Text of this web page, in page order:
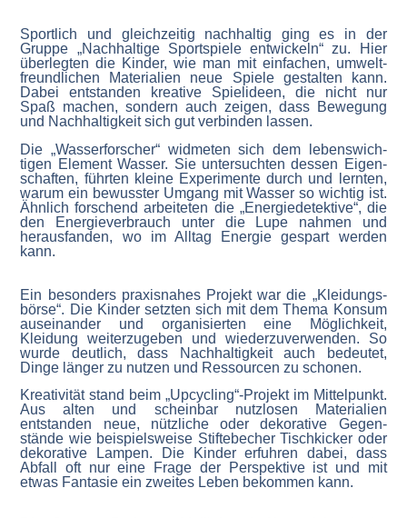
Sportlich und gleich­zeitig nachhaltig ging es in der
Gruppe „Nachhaltige Sport­spiele entwi­ckeln“ zu. Hier
überlegten die Kinder, wie man mit einfachen, umwelt­
freund­lichen Materialien neue Spiele gestalten kann.
Dabei entstanden kreative Spiel­ideen, die nicht nur
Spaß machen, sondern auch zeigen, dass Bewegung
und Nachhal­tigkeit sich gut verbinden lassen.
Die „Wasser­for­scher“ widmeten sich dem lebens­wich­
tigen Element Wasser. Sie unter­suchten dessen Eigen­
schaften, führten kleine Experi­mente durch und lernten,
warum ein bewusster Umgang mit Wasser so wichtig ist.
Ähnlich forschend arbei­teten die „Energie­de­tektive“, die
den Energie­ver­brauch unter die Lupe nahmen und
heraus­fanden, wo im Alltag Energie gespart werden
kann.
Ein besonders praxis­nahes Projekt war die „Kleidungs­
börse“. Die Kinder setzten sich mit dem Thema Konsum
ausein­ander und organi­sierten eine Möglichkeit,
Kleidung weiter­zu­geben und wieder­zu­ver­wenden. So
wurde deutlich, dass Nachhal­tigkeit auch bedeutet,
Dinge länger zu nutzen und Ressourcen zu schonen.
Kreati­vität stand beim „Upcycling“-Projekt im Mittel­punkt.
Aus alten und scheinbar nutzlosen Materialien
entstanden neue, nützliche oder dekorative Gegen­
stände wie beispiels­weise Stifte­becher Tisch­kicker oder
dekorative Lampen. Die Kinder erfuhren dabei, dass
Abfall oft nur eine Frage der Perspektive ist und mit
etwas Fantasie ein zweites Leben bekommen kann.